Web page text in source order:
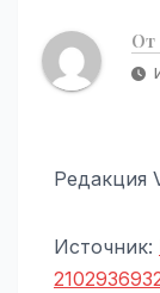
От
Редакция
Источник: